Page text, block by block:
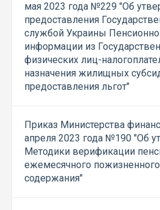
мая 2023 года №229 "Об
предоставления
службой Украины
информации из
физических лиц-
назначения жилищных
предоставления льгот"
Приказ Министерства
апреля 2023 года №190 "Об
Методики верификации
ежемесячного
содержания"